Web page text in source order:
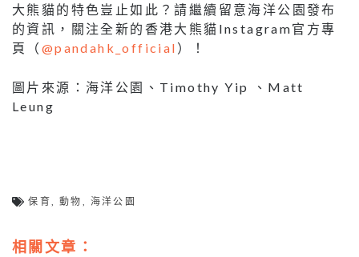
大熊貓的特色豈止如此？請繼續留意海洋公園發布
的資訊，關注全新的香港大熊貓Instagram官方專
頁（ @pandahk_official ）！
圖片來源：海洋公園、Timothy Yip 、Matt
Leung
保育 ,動物 海洋公園
相關文章：